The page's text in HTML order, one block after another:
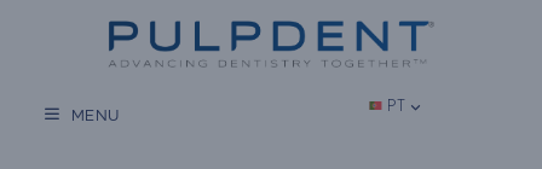
conteúdo
MENU PT